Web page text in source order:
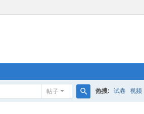
帖子 热搜: 试卷 视频